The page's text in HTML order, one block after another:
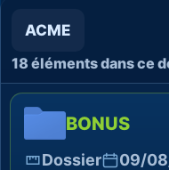
ACME
18 éléments dans ce
BONUS
Dossier 09/